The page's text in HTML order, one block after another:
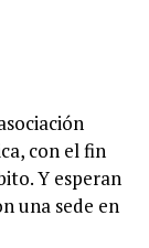
con el fin
Y esperan
una sede en